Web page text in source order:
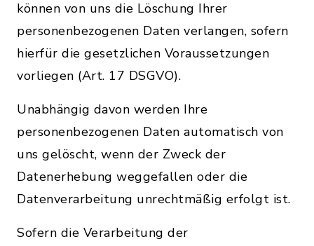
können von uns die Löschung Ihrer
personenbezogenen Daten verlangen, sofern
hierfür die gesetzlichen Voraussetzungen
vorliegen (Art. 17 DSGVO).
Unabhängig davon werden Ihre
personenbezogenen Daten automatisch von
uns gelöscht, wenn der Zweck der
Datenerhebung weggefallen oder die
Datenverarbeitung unrechtmäßig erfolgt ist.
Sofern die Verarbeitung der